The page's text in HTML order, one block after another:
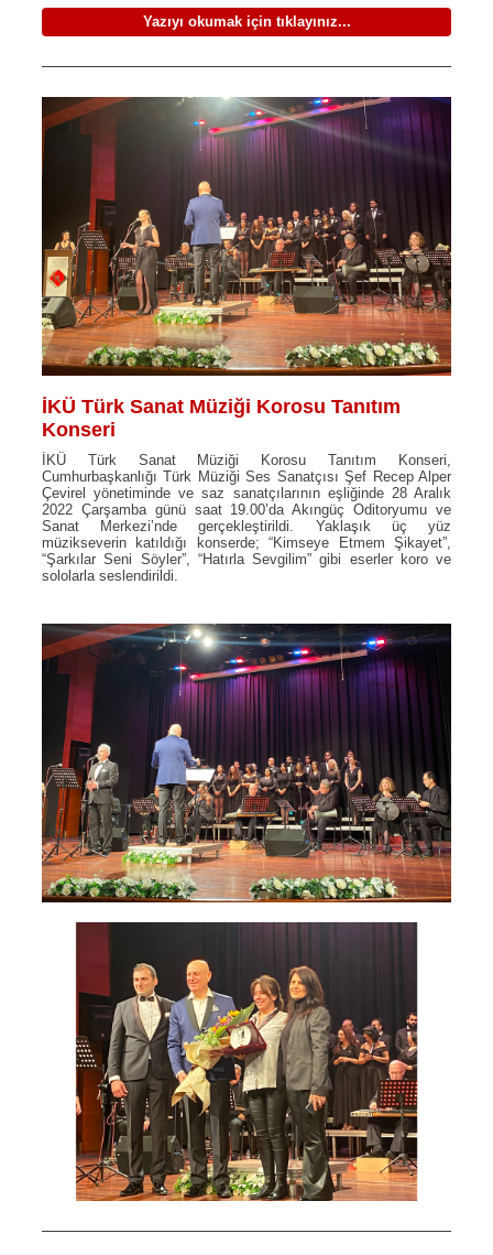
Yazıyı okumak için tıklayınız...
İKÜ Türk Sanat Müziği Korosu Tanıtım
Konseri
İKÜ Türk Sanat Müziği Korosu Tanıtım Konseri,
Cumhurbaşkanlığı Türk Müziği Ses Sanatçısı Şef Recep Alper
Çevirel yönetiminde ve saz sanatçılarının eşliğinde 28 Aralık
2022 Çarşamba günü saat 19.00’da Akıngüç Oditoryumu ve
Sanat Merkezi’nde gerçekleştirildi. Yaklaşık üç yüz
müzikseverin katıldığı konserde; “Kimseye Etmem Şikayet”,
“Şarkılar Seni Söyler”, “Hatırla Sevgilim” gibi eserler koro ve
sololarla seslendirildi.